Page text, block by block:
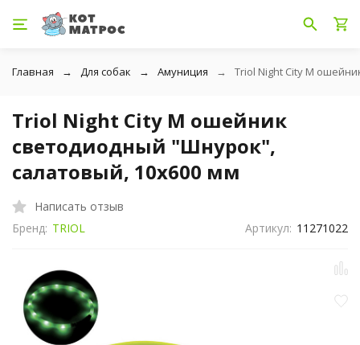
Главная Для собак Амуниция Triol Night City M
Triol Night City M ошейник
светодиодный "Шнурок",
салатовый, 10х600 мм
Написать отзыв
Бренд: TRIOL Артикул: 11271022